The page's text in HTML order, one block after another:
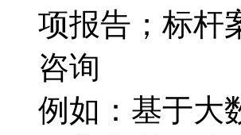
项报告；标杆
咨询
例如：基于大